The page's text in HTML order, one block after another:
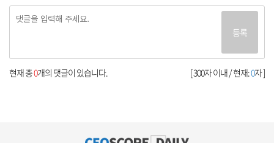
등록
[ 300자 이내 / 현재:0자 ]
현재 총0개의 댓글이 있습니다.